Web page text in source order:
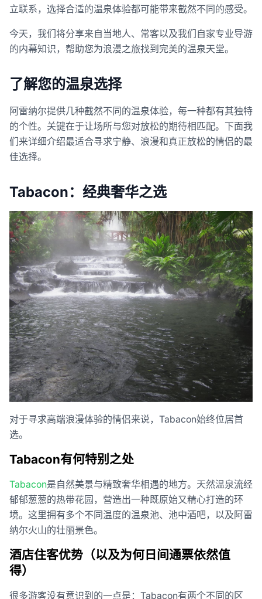
立联系，选择合适的温泉体验都可能带来截然不同的感受。
今天，我们将分享来自当地人、常客以及我们自家专业导游
的内幕知识，帮助您为浪漫之旅找到完美的温泉天堂。
了解您的温泉选择
阿雷纳尔提供几种截然不同的温泉体验，每一种都有其独特
的个性。关键在于让场所与您对放松的期待相匹配。下面我
们来详细介绍最适合寻求宁静、浪漫和真正放松的情侣的最
佳选择。
Tabacon：经典奢华之选
对于寻求高端浪漫体验的情侣来说，Tabacon始终位居首
选。
Tabacon有何特别之处
Tabacon是自然美景与精致奢华相遇的地方。天然温泉流经
郁郁葱葱的热带花园，营造出一种既原始又精心打造的环
境。这里拥有多个不同温度的温泉池、池中酒吧，以及阿雷
纳尔火山的壮丽景色。
酒店住客优势（以及为何日间通票依然值
得）
很多游客没有意识到的一点是：Tabacon有两个不同的区